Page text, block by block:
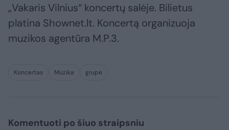
„Vakaris Vilnius“ koncertų salėje. Bilietus
platina Shownet.lt. Koncertą organizuoja
muzikos agentūra M.P.3.
Koncertas Muzika grupė
Komentuoti po šiuo straipsniu